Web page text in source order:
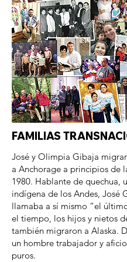
FAMILIAS
José y Olimpia Gibaja
a Anchorage a principios de
1980. Hablante de quechua,
indígena de los Andes, José
llamaba a sí mismo “el
el tiempo, los hijos y nietos
también migraron a Alaska.
un hombre trabajador y
puros.